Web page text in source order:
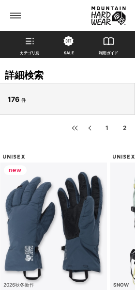
カテゴリ別 SALE 利用ガイド
詳細検索
176 件
1 2
UNISEX
2026秋冬新作
UNISEX
SNOW